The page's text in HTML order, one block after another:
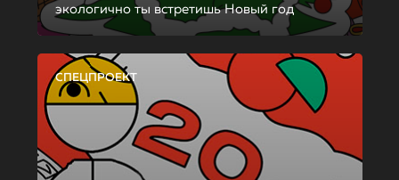
экологично ты встретишь Новый год
СПЕЦПРОЕКТ